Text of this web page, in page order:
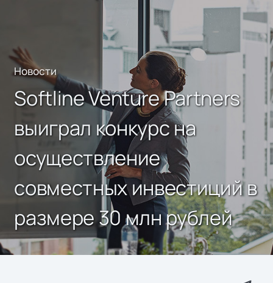
Новости
Softline Venture Partners
выиграл конкурс на
осуществление
совместных инвестиций в
размере 30 млн рублей